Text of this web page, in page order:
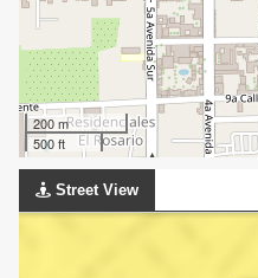
200 m
500 ft
Street View